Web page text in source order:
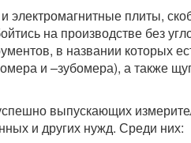
электромагнитные плиты,
на производстве без
в названии которых
и –зубомера), а также
выпускающих
и других нужд. Среди них: